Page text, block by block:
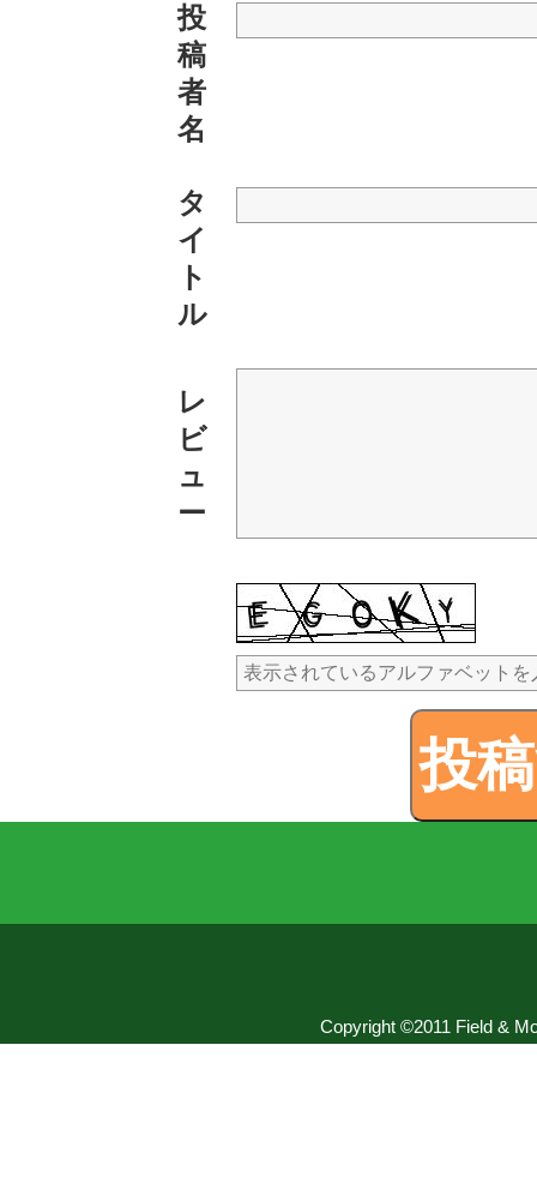
投
稿
者
名
タ
イ
ト
ル
レ
ビ
ュ
ー
Copyright ©2011 Field &